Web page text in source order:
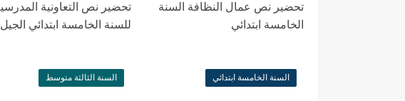
تحضير نص عمال النظافة السنة
الخامسة ابتدائي
تحضير نص التعاونية
للسنة الخامسة ابتدائي الجيل
السنة الخامسة ابتدائي السنة الثالثة متوسط